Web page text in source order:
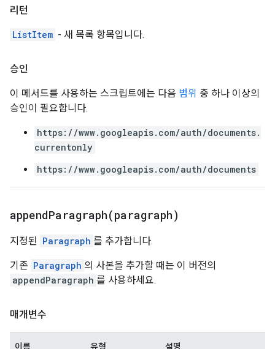
리턴
ListItem - 새 목록 항목입니다.
승인
이 메서드를 사용하는 스크립트에는 다음 범위 중 하나 이상의
승인이 필요합니다.
https://www.googleapis.com/auth/documents.
currentonly
https://www.googleapis.com/auth/documents
appendParagraph(paragraph)
지정된 Paragraph 를 추가합니다.
기존 Paragraph 의 사본을 추가할 때는 이 버전의
appendParagraph 를 사용하세요.
매개변수
이름 유형 설명